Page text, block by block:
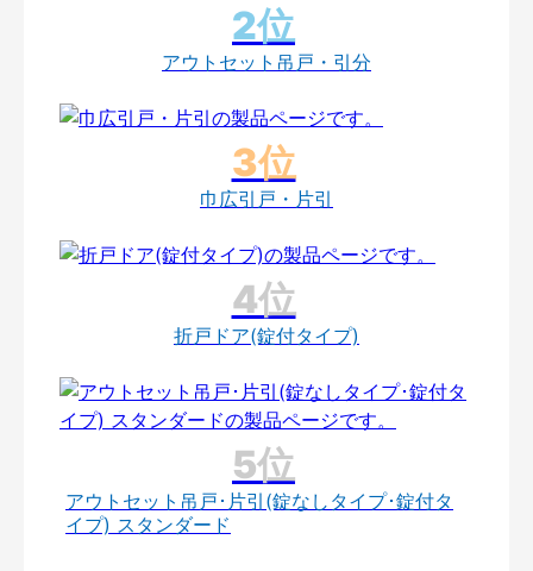
アウトセット吊戸・引分
巾広引戸・片引
折戸ドア(錠付タイプ)
アウトセット吊戸･片引(錠なしタイプ･錠付タ
イプ) スタンダード